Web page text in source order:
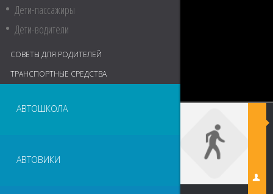
Дети-пассажиры
Дети-водители
СОВЕТЫ ДЛЯ РОДИТЕЛЕЙ
ТРАНСПОРТНЫЕ СРЕДСТВА
АВТОШКОЛА
АВТОВИКИ